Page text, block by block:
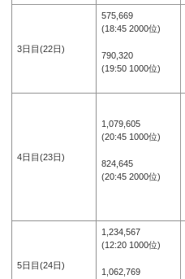
3日目(22日)
575,669
(18:45 2000位)
790,320
(19:50 1000位)
4日目(23日)
1,079,605
(20:45 1000位)
824,645
(20:45 2000位)
5日目(24日)
1,234,567
(12:20 1000位)
1,062,769